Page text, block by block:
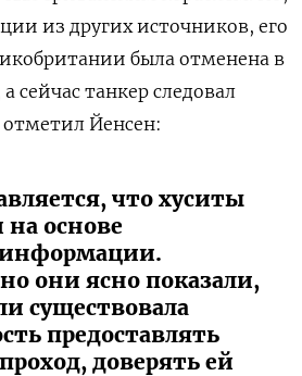
из других источников, его
была отменена в
сейчас танкер следовал
Йенсен:
что хуситы
на основе
они ясно показали,
существовала
предоставлять
доверять ей